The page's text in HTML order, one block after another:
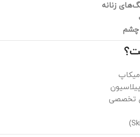
زنانه
چشم
میکاپ
تخصصی